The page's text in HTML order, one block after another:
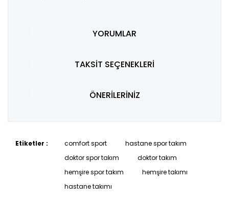
YORUMLAR
TAKSİT SEÇENEKLERİ
ÖNERİLERİNİZ
Etiketler : comfort sport
hastane spor takım
doktor spor takım
doktor takım
hemşire spor takım
hemşire takımı
hastane takımı